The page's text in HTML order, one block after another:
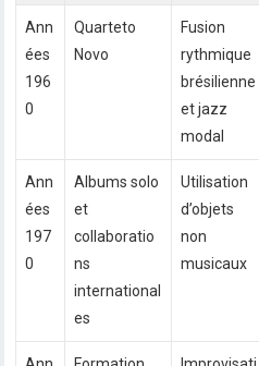
Ann
ées
196
0
Quarteto
Novo
Fusion
rythmique
brésilienne
et jazz
modal
Ann
ées
197
0
Albums solo
et
collaboratio
ns
international
es
Utilisation
d’objets
non
musicaux